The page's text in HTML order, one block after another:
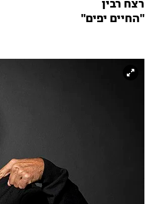
רצח רבין
"החיים יפים"